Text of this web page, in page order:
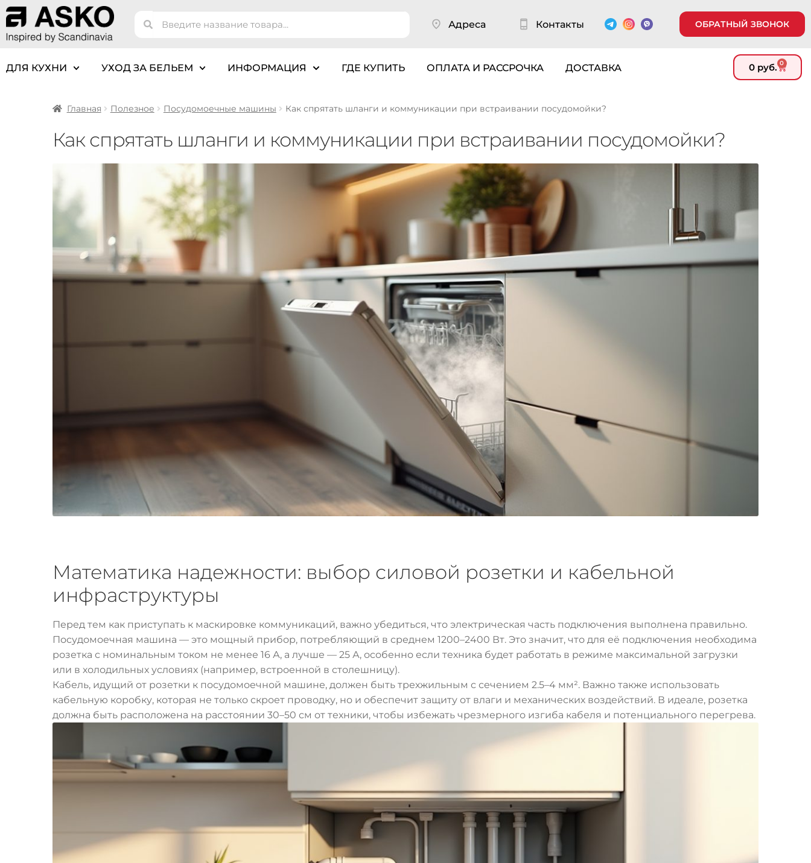
Адреса Контакты ОБРАТНЫЙ ЗВОНОК
ДЛЯ КУХНИ УХОД ЗА БЕЛЬЕМ ИНФОРМАЦИЯ ГДЕ КУПИТЬ ОПЛАТА И РАССРОЧКА ДОСТАВКА 0 руб. 0
Главная Полезное Посудомоечные машины Как спрятать шланги и коммуникации при встраивании посудомойки?
Как спрятать шланги и коммуникации при встраивании посудомойки?
Математика надежности: выбор силовой розетки и кабельной
инфраструктуры
Перед тем как приступать к маскировке коммуникаций, важно убедиться, что электрическая часть подключения выполнена правильно.
Посудомоечная машина — это мощный прибор, потребляющий в среднем 1200–2400 Вт. Это значит, что для её подключения необходима
розетка с номинальным током не менее 16 А, а лучше — 25 А, особенно если техника будет работать в режиме максимальной загрузки
или в холодильных условиях (например, встроенной в столешницу).
Кабель, идущий от розетки к посудомоечной машине, должен быть трехжильным с сечением 2.5–4 мм². Важно также использовать
кабельную коробку, которая не только скроет проводку, но и обеспечит защиту от влаги и механических воздействий. В идеале, розетка
должна быть расположена на расстоянии 30–50 см от техники, чтобы избежать чрезмерного изгиба кабеля и потенциального перегрева.